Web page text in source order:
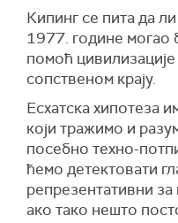
Кипинг се пита да
1977. године могао
помоћ
сопственом крају.
Есхатска хипотеза
који тражимо и
посебно техно-
ћемо детектовати
репрезентативни
ако тако нешто